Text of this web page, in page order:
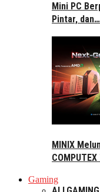
Mini PC
Pintar, dan…
MINIX
Gaming